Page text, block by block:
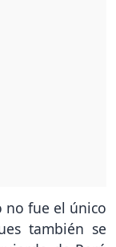
no fue el único
también se